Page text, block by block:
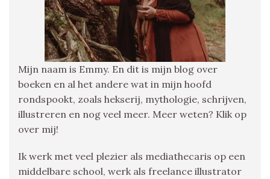
Mijn naam is Emmy. En dit is mijn blog over
boeken en al het andere wat in mijn hoofd
rondspookt, zoals hekserij, mythologie, schrijven,
illustreren en nog veel meer. Meer weten? Klik op
over mij!
Ik werk met veel plezier als mediathecaris op een
middelbare school, werk als freelance illustrator